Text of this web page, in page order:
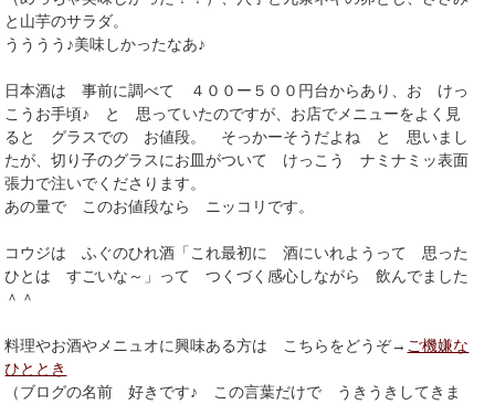
と山芋のサラダ。
うううう♪美味しかったなあ♪
日本酒は 事前に調べて ４００ー５００円台からあり、お けっ
こうお手頃♪ と 思っていたのですが、お店でメニューをよく見
ると グラスでの お値段。 そっかーそうだよね と 思いまし
たが、切り子のグラスにお皿がついて けっこう ナミナミッ表面
張力で注いでくださります。
あの量で このお値段なら ニッコリです。
コウジは ふぐのひれ酒「これ最初に 酒にいれようって 思った
ひとは すごいな～」って つくづく感心しながら 飲んでました
＾＾
料理やお酒やメニュオに興味ある方は こちらをどうぞ→ ご機嫌な
ひととき
（ブログの名前 好きです♪ この言葉だけで うきうきしてきま